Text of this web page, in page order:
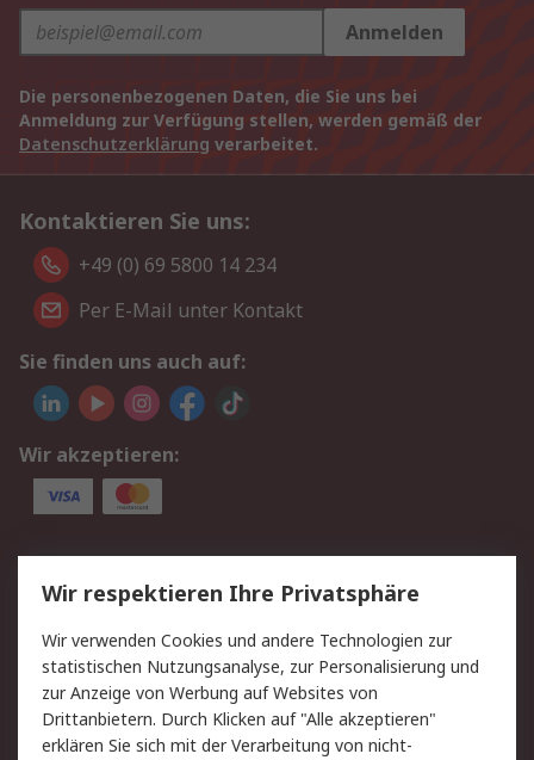
Anmelden
Die personenbezogenen Daten, die Sie uns bei
Anmeldung zur Verfügung stellen, werden gemäß der
Datenschutzerklärung verarbeitet.
Kontaktieren Sie uns:
+49 (0) 69 5800 14 234
Per E-Mail unter Kontakt
Sie finden uns auch auf:
Wir akzeptieren:
Service
Value Added Services
Lieferlösungen
Rücksendungen
Kontakt
Hilfe
Privatkunden
Rechtliches
Wir respektieren Ihre Privatsphäre
Wir verwenden Cookies und andere Technologien zur
statistischen Nutzungsanalyse, zur Personalisierung und
zur Anzeige von Werbung auf Websites von
Drittanbietern. Durch Klicken auf "Alle akzeptieren"
erklären Sie sich mit der Verarbeitung von nicht-